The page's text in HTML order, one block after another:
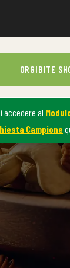
ORGIBITE
accedere al
Campione